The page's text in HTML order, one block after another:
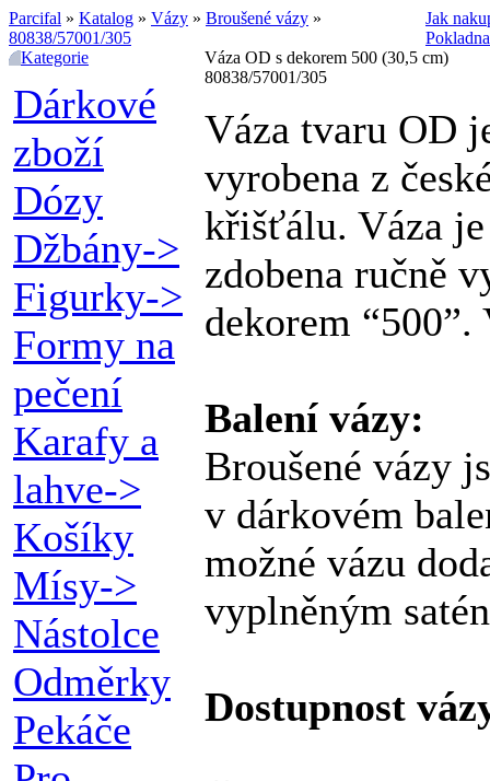
Parcifal » Katalog » Vázy » Broušené vázy »
80838/57001/305
Jak
Pokladna
Kategorie
Dárkové
zboží
Dózy
Džbány->
Figurky->
Formy na
pečení
Karafy a
lahve->
Košíky
Mísy->
Nástolce
Odměrky
Pekáče
Váza OD s dekorem 500 (30,5 cm)
80838/57001/305
Váza tvaru OD
vyrobena z
křišťálu. Váza je
zdobena ručně
dekorem
Balení vázy:
Broušené vázy
v dárkovém
možné vázu
vyplněným
Dostupnost